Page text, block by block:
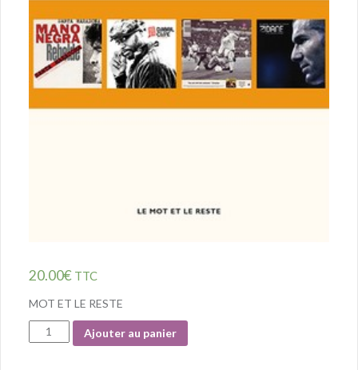
20.00€ TTC
MOT ET LE RESTE
Quantité
Ajouter au panier